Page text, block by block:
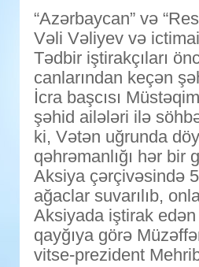
“Azərbaycan” və
Vəli Vəliyev və
Tədbir iştirakçıları
canlarından keçən
İcra başcısı
şəhid ailələri ilə
ki, Vətən uğrunda
qəhrəmanlığı hər bir
Aksiya çərçivəsində
ağaclar suvarılıb,
Aksiyada iştirak
qayğıya görə
vitse-prezident